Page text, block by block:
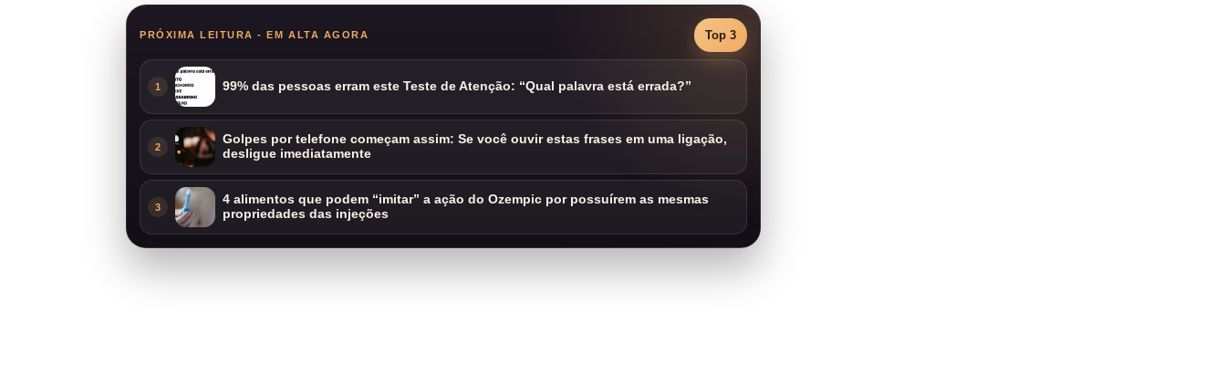
PRÓXIMA LEITURA - EM ALTA AGORA Top 3
1 99% das pessoas erram este Teste de Atenção: “Qual palavra está errada?”
2
Golpes por telefone começam assim: Se você ouvir estas frases em uma ligação,
desligue imediatamente
3
4 alimentos que podem “imitar” a ação do Ozempic por possuírem as mesmas
propriedades das injeções